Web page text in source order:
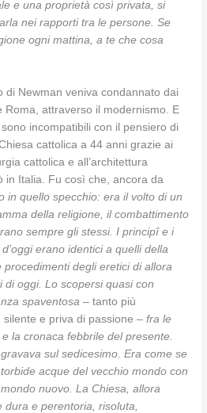
e una proprietà così privata, si
nei rapporti tra le persone. Se
ogni mattina, a te che cosa
di Newman veniva condannato dai
Roma, attraverso il modernismo. E
incompatibili con il pensiero di
cattolica a 44 anni grazie ai
cattolica e all’architettura
in Italia. Fu così che, ancora da
in quello specchio: era il volto di un
della religione, il combattimento
sempre gli stessi. I principî e i
erano identici a quelli della
procedimenti degli eretici di allora
oggi. Lo scopersi quasi con
spaventosa – tanto più
silente e priva di passione –fra le
la cronaca febbrile del presente.
sul sedicesimo. Era come se
acque del vecchio mondo con
nuovo. La Chiesa, allora
e perentoria, risoluta,